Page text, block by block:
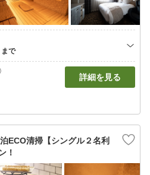
詳細を見る
ECO清掃【シングル２名利
！